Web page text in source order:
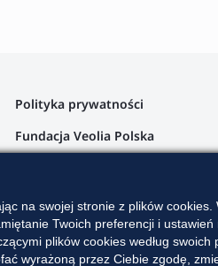
Polityka prywatności
Fundacja Veolia Polska
na swojej stronie z plików
Twoich preferencji i
plików cookies według swoich
wyrażoną przez Ciebie zgodę,